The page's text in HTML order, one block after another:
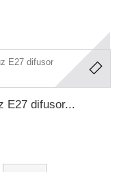
E27 difusor...